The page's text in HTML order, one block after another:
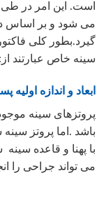
است. این امر در
می شود و بر اساس
گیرد.بطور کلی
سینه خاص عبارتند از:
ابعاد و اندازه اولیه
پروتزهای سینه
باشد .اما پروتز
با پهنا و قاعده
می تواند جراحی را